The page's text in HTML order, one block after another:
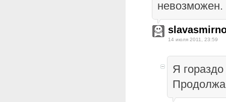
невозможен.
14 июля 2011, 23:59
Я